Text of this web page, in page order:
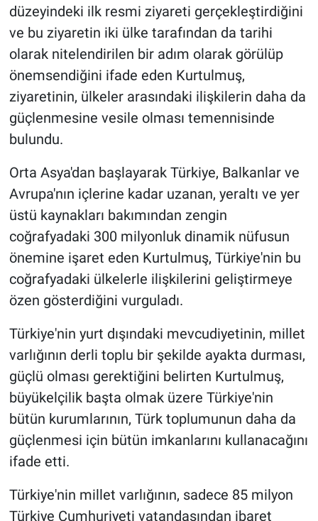
düzeyindeki ilk resmi ziyareti gerçekleştirdiğini
ve bu ziyaretin iki ülke tarafından da tarihi
olarak nitelendirilen bir adım olarak görülüp
önemsendiğini ifade eden Kurtulmuş,
ziyaretinin, ülkeler arasındaki ilişkilerin daha da
güçlenmesine vesile olması temennisinde
bulundu.
Orta Asya'dan başlayarak Türkiye, Balkanlar ve
Avrupa'nın içlerine kadar uzanan, yeraltı ve yer
üstü kaynakları bakımından zengin
coğrafyadaki 300 milyonluk dinamik nüfusun
önemine işaret eden Kurtulmuş, Türkiye'nin bu
coğrafyadaki ülkelerle ilişkilerini geliştirmeye
özen gösterdiğini vurguladı.
Türkiye'nin yurt dışındaki mevcudiyetinin, millet
varlığının derli toplu bir şekilde ayakta durması,
güçlü olması gerektiğini belirten Kurtulmuş,
büyükelçilik başta olmak üzere Türkiye'nin
bütün kurumlarının, Türk toplumunun daha da
güçlenmesi için bütün imkanlarını kullanacağını
ifade etti.
Türkiye'nin millet varlığının, sadece 85 milyon
Türkiye Cumhuriyeti vatandaşından ibaret